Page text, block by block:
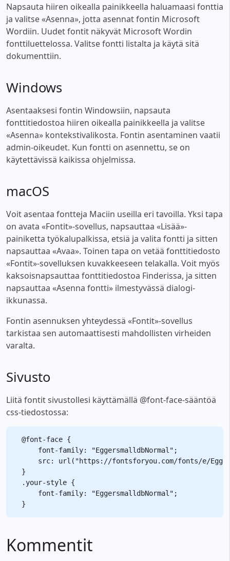
Napsauta hiiren oikealla painikkeella haluamaasi fonttia
ja valitse «Asenna», jotta asennat fontin Microsoft
Wordiin. Uudet fontit näkyvät Microsoft Wordin
fonttiluettelossa. Valitse fontti listalta ja käytä sitä
dokumenttiin.
Windows
Asentaaksesi fontin Windowsiin, napsauta
fonttitiedostoa hiiren oikealla painikkeella ja valitse
«Asenna» kontekstivalikosta. Fontin asentaminen vaatii
admin-oikeudet. Kun fontti on asennettu, se on
käytettävissä kaikissa ohjelmissa.
macOS
Voit asentaa fontteja Maciin useilla eri tavoilla. Yksi tapa
on avata «Fontit»-sovellus, napsauttaa «Lisää»-
painiketta työkalupalkissa, etsiä ja valita fontti ja sitten
napsauttaa «Avaa». Toinen tapa on vetää fonttitiedosto
«Fontit»-sovelluksen kuvakkeeseen telakalla. Voit myös
kaksoisnapsauttaa fonttitiedostoa Finderissa, ja sitten
napsauttaa «Asenna fontti» ilmestyvässä dialogi-
ikkunassa.
Fontin asennuksen yhteydessä «Fontit»-sovellus
tarkistaa sen automaattisesti mahdollisten virheiden
varalta.
Sivusto
Liitä fontit sivustollesi käyttämällä @font-face-sääntöä
css-tiedostossa:
@font-face {
    font-family: "EggersmalldbNormal";
src: url("https://fontsforyou.com/fonts/e/
}
.your-style {
    font-family: "EggersmalldbNormal";
Kommentit